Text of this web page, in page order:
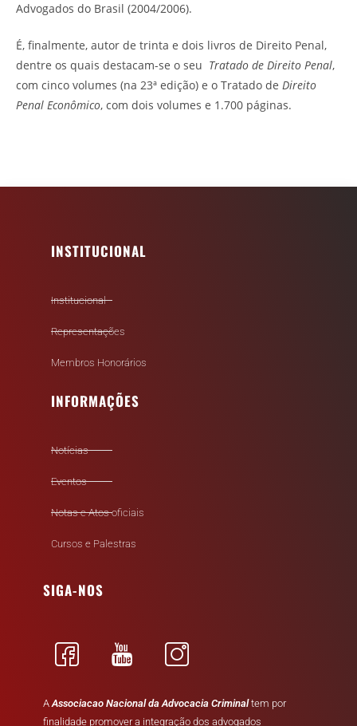
Advogados do Brasil (2004/2006).
É, finalmente, autor de trinta e dois livros de Direito Penal,
dentre os quais destacam-se o seu Tratado de Direito Penal,
com cinco volumes (na 23ª edição) e o Tratado de Direito
Penal Econômico, com dois volumes e 1.700 páginas.
INSTITUCIONAL
Institucional
Representações
Membros Honorários
INFORMAÇÕES
Notícias
Eventos
Notas e Atos oficiais
Cursos e Palestras
SIGA-NOS
AAssociacao Nacional da Advocacia Criminaltem por
finalidade promover a integração dos advogados